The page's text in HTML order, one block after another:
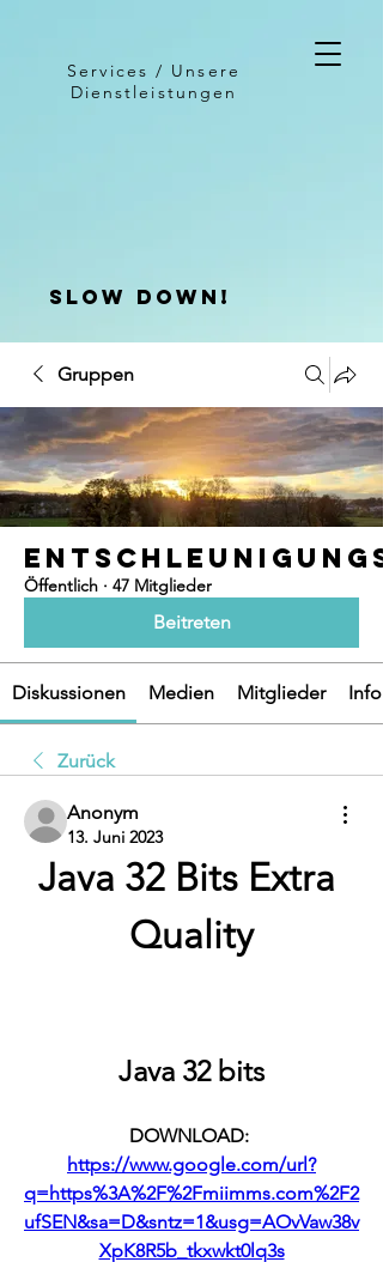
slow down!
Services / Unsere
Dienstleistungen
Gruppen
Öffentlich · 47 Mitglieder
Beitreten
Diskussionen Medien Mitglieder Info
Zurück
Anonym
13. Juni 2023
Java 32 Bits Extra
Quality
Java 32 bits
https://www.google.com/url?
q=https%3A%2F%2Fmiimms.com%2F2
ufSEN&sa=D&sntz=1&usg=AOvVaw38v
XpK8R5b_tkxwkt0lq3s